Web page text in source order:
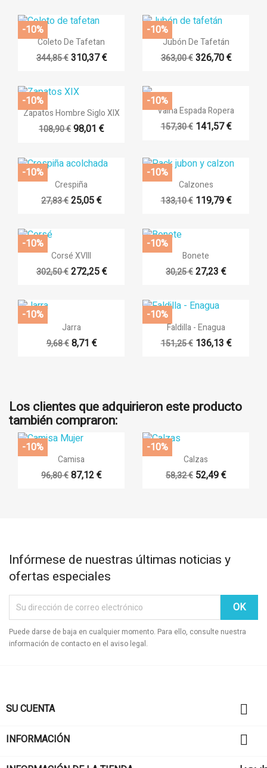
Añadir a la lista de deseos
((title))
((cancelText))
Iniciar sesión
Debe iniciar sesión para guardar productos en su lista de deseos.
((cancelText))
 Vista rápida
Coleto De Tafetan
344,85 € 310,37 €
-10%
 Vista rápida
Jubón De Tafetán
363,00 € 326,70 €
-10%
 Vista rápida
Zapatos Hombre Siglo XIX
108,90 €98,01 €
-10%  Vista rápida
Vaina Espada Ropera
157,30 € 141,57 €
-10%
 Vista rápida
Crespiña
27,83 €25,05 €
-10%
 Vista rápida
Calzones
133,10 € 119,79 €
-10%
 Vista rápida
Corsé XVIII
302,50 € 272,25 €
-10%

Vista rápida
Bonete
30,25 €27,23 €
-10%
 Vista rápida
Jarra
9,68 € 8,71 €
-10%
 Vista rápida
Faldilla - Enagua
151,25 € 136,13 €
-10%
Los clientes que adquirieron este producto
también compraron:
 Vista rápida
Camisa
96,80 €87,12 €
-10%

Vista rápida
Calzas
58,32 € 52,49 €
-10%
Infórmese de nuestras últimas noticias y
ofertas especiales
Puede darse de baja en cualquier momento. Para ello, consulte nuestra
información de contacto en el aviso legal.
SU CUENTA 
INFORMACIÓN 